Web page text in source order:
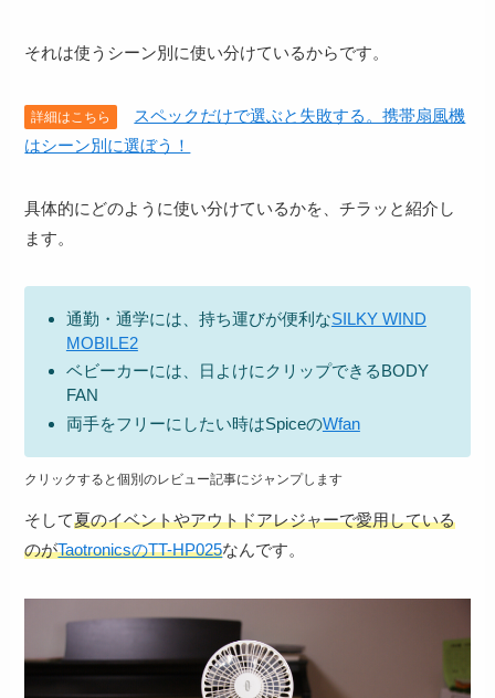
それは使うシーン別に使い分けているからです。
詳細はこちら
スペックだけで選ぶと失敗する。携帯扇風機
はシーン別に選ぼう！
具体的にどのように使い分けているかを、チラッと紹介し
ます。
通勤・通学には、持ち運びが便利なSILKY WIND
MOBILE2
ベビーカーには、日よけにクリップできるBODY
FAN
両手をフリーにしたい時はSpiceのWfan
クリックすると個別のレビュー記事にジャンプします
そして夏のイベントやアウトドアレジャーで愛用している
のがTaotronicsのTT-HP025なんです。